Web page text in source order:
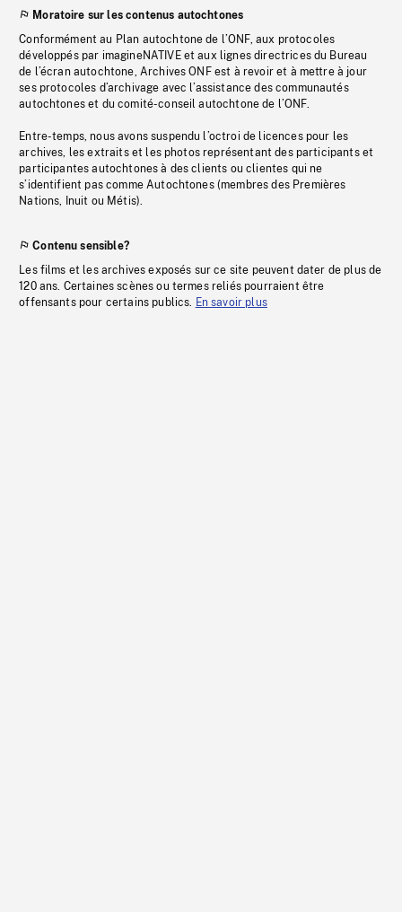
Moratoire sur les contenus autochtones
Conformément au Plan autochtone de l’ONF, aux protocoles
développés par imagineNATIVE et aux lignes directrices du Bureau
de l’écran autochtone, Archives ONF est à revoir et à mettre à jour
ses protocoles d’archivage avec l’assistance des communautés
autochtones et du comité-conseil autochtone de l’ONF.
Entre-temps, nous avons suspendu l’octroi de licences pour les
archives, les extraits et les photos représentant des participants et
participantes autochtones à des clients ou clientes qui ne
s’identifient pas comme Autochtones (membres des Premières
Nations, Inuit ou Métis).
Contenu sensible?
Les films et les archives exposés sur ce site peuvent dater de plus de
120 ans. Certaines scènes ou termes reliés pourraient être
offensants pour certains publics. En savoir plus